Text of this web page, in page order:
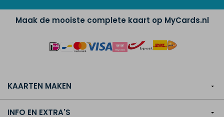
Maak de mooiste complete kaart op MyCards.nl
KAARTEN MAKEN
INFO EN EXTRA'S